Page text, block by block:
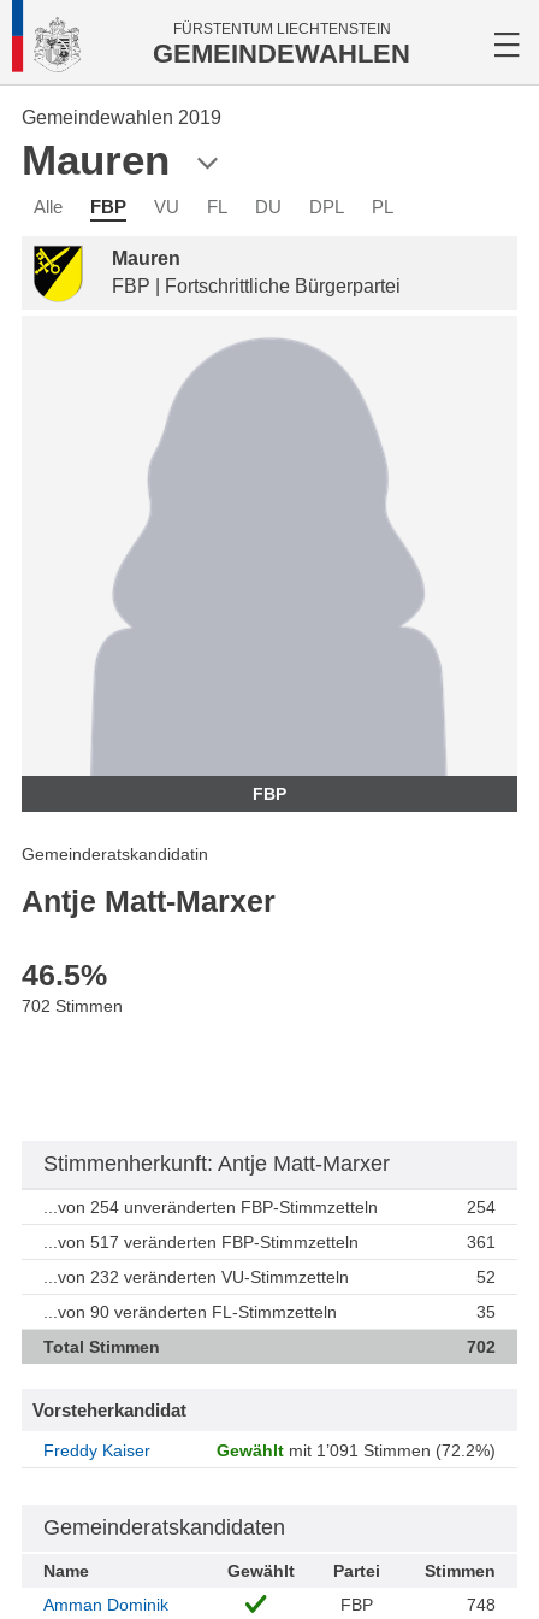
FÜRSTENTUM LIECHTENSTEIN
GEMEINDEWAHLEN
Gemeindewahlen 2019
Mauren
Alle FBP VU FL DU DPL PL
Mauren
FBP | Fortschrittliche Bürgerpartei
FBP
Gemeinderatskandidatin
Antje Matt-Marxer
46.5%
702 Stimmen
Stimmenherkunft: Antje Matt-Marxer
...von 254 unveränderten FBP-Stimmzetteln
254
...von 517 veränderten FBP-Stimmzetteln
361
...von 232 veränderten VU-Stimmzetteln
52
...von 90 veränderten FL-Stimmzetteln
35
Total Stimmen
702
Vorsteherkandidat
Freddy Kaiser Gewählt mit 1’091 Stimmen (72.2%)
Gemeinderatskandidaten
Name Gewählt Partei
Stimmen
Amman Dominik
FBP 748